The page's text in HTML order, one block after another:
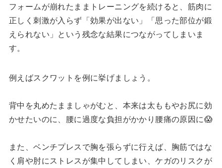
フォームが崩れたままトレーニングを続けると、筋肉に
正しく刺激が入らず「効果が出ない」「思った部位が鍛
えられない」という残念な結果につながってしまいま
す。
例えばスクワットを例に挙げましょう。
背中を丸めたまましゃがむと、本来は太ももやお尻に効
かせたいのに、腰に過度な負担がかかり腰痛の原因に😱
また、ベンチプレスで胸を張らずに行えば、胸筋ではな
く肩や肘にストレスが集中してしまい、ケガのリスクが